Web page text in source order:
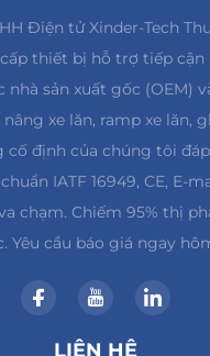
Điện tử Xinder-Tech
thiết bị hỗ trợ tiếp cận
nhà sản xuất gốc (OEM)
xe lăn, ramp xe lăn,
cố định của chúng tôi
IATF 16949, CE, E-
chạm. Chiếm 95% thị
Yêu cầu báo giá ngay
LIÊN HỆ